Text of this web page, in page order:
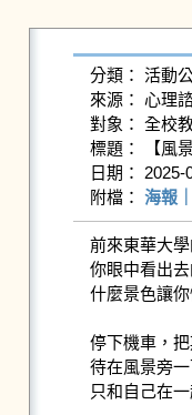
分類： 活動
來源： 心理
對象： 全校
標題： 【風
日期： 2025-
附檔： 海報
前來東華大
你眼中看出
什麼景色讓
停下機車，
待在風景旁
只和自己在